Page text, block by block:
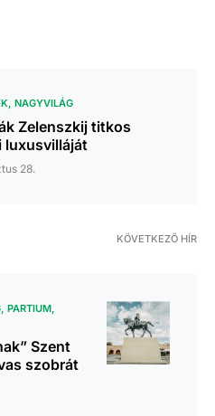
NAGYVILÁG
Zelenszkij titkos
luxusvilláját
28.
KÖVETKEZŐ HÍR
PARTIUM
Szent
szobrát